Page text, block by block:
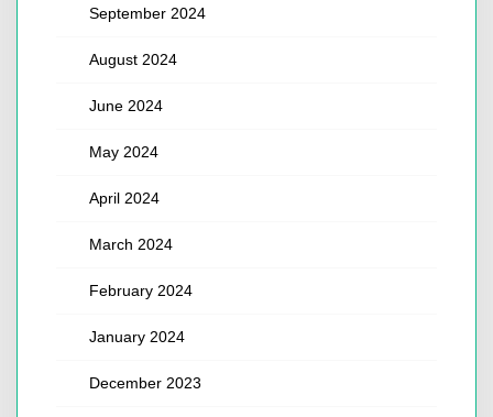
September 2024
August 2024
June 2024
May 2024
April 2024
March 2024
February 2024
January 2024
December 2023